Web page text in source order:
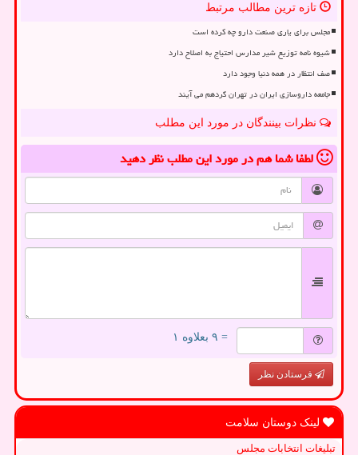
تازه ترین مطالب مرتبط
مجلس برای یاری صنعت دارو چه کرده است
شیوه نامه توزیع شیر مدارس احتیاج به اصلاح دارد
صف انتظار در همه دنیا وجود دارد
جامعه داروسازی ایران در تهران گردهم می آیند
نظرات بینندگان در مورد این مطلب
لطفا شما همدر مورد این مطلبنظر دهید
= ۹ بعلاوه ۱
فرستادن نظر
لینک دوستان سلامت
تبلیغات انتخابات مجلس